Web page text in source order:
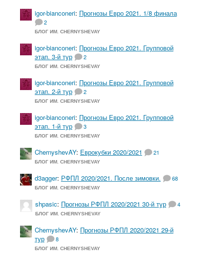
igor-bianconeri: Прогнозы Евро 2021. 1/8 финала
2
БЛОГ ИМ. CHERNYSHEVAY
igor-bianconeri: Прогнозы Евро 2021. Групповой
этап. 3-й тур
2
БЛОГ ИМ. CHERNYSHEVAY
igor-bianconeri: Прогнозы Евро 2021. Групповой
этап. 2-й тур
2
БЛОГ ИМ. CHERNYSHEVAY
igor-bianconeri: Прогнозы Евро 2021. Групповой
этап. 1-й тур
3
БЛОГ ИМ. CHERNYSHEVAY
ChernyshevAY: Еврокубки 2020/2021 21
БЛОГ ИМ. CHERNYSHEVAY
d3agger: РФПЛ 2020/2021. После зимовки. 68
БЛОГ ИМ. CHERNYSHEVAY
shpasic: Прогнозы РФПЛ 2020/2021 30-й тур 4
БЛОГ ИМ. CHERNYSHEVAY
ChernyshevAY: Прогнозы РФПЛ 2020/2021 29-й
тур
8
БЛОГ ИМ. CHERNYSHEVAY